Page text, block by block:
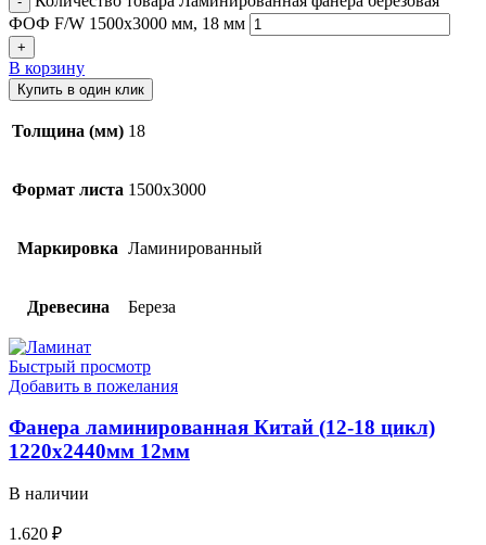
ФОФ F/W 1500x3000 мм, 18 мм
В корзину
Купить в один клик
Толщина (мм) 18
Формат листа 1500х3000
Маркировка Ламинированный
Древесина Береза
Быстрый просмотр
Добавить в пожелания
Фанера ламинированная Китай (12-18 цикл)
1220х2440мм 12мм
В наличии
1.620 ₽